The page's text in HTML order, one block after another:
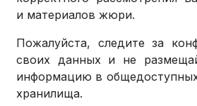
и материалов жюри.
Пожалуйста, следите за
своих данных и не
информацию в
хранилища.